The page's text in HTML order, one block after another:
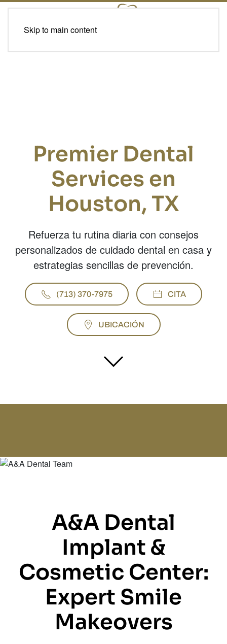
Skip to main content
Premier Dental
Services en
Houston, TX
Refuerza tu rutina diaria con consejos
personalizados de cuidado dental en casa y
estrategias sencillas de prevención.
(713) 370-7975 CITA
UBICACIÓN
A&A Dental
Implant &
Cosmetic Center:
Expert Smile
Makeovers